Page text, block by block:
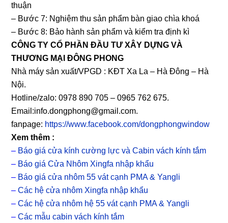
thuận
– Bước 7: Nghiệm thu sản phẩm bàn giao chìa khoá
– Bước 8: Bảo hành sản phẩm và kiểm tra định kì
CÔNG TY CỔ PHẦN ĐẦU TƯ XÂY DỰNG VÀ
THƯƠNG MẠI ĐÔNG PHONG
Nhà máy sản xuất/VPGD : KĐT Xa La – Hà Đông – Hà
Nội.
Hotline/zalo: 0978 890 705 – 0965 762 675.
Email:info.dongphong@gmail.com.
fanpage: https://www.facebook.com/dongphongwindow
Xem thêm :
– Báo giá cửa kính cường lực và Cabin vách kính tắm
– Báo giá Cửa Nhôm Xingfa nhập khẩu
– Báo giá cửa nhôm 55 vát cạnh PMA & Yangli
–Các hệ cửa nhôm Xingfa nhập khẩu
–Các hệ cửa nhôm hệ 55 vát cạnh PMA & Yangli
–Các mẫu cabin vách kính tắm